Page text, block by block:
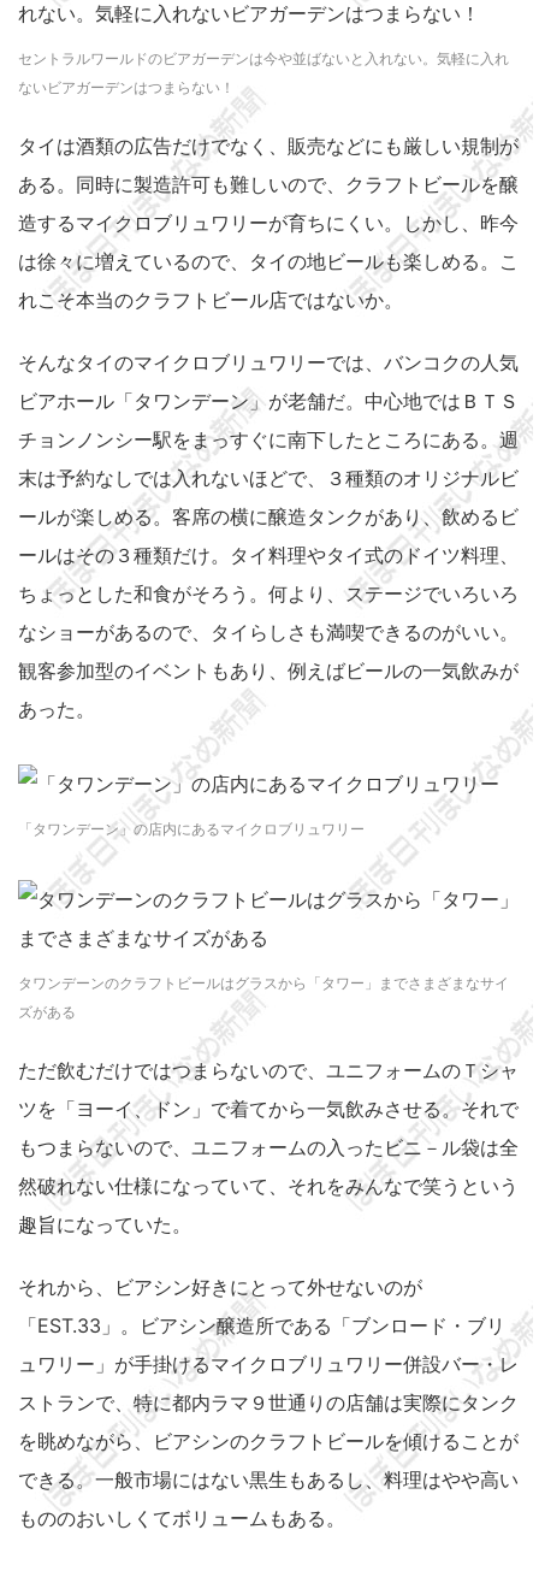
セントラルワールドのビアガーデンは今や並ばないと入れない。気軽に入れ
ないビアガーデンはつまらない！
タイは酒類の広告だけでなく、販売などにも厳しい規制が
ある。同時に製造許可も難しいので、クラフトビールを醸
造するマイクロブリュワリーが育ちにくい。しかし、昨今
は徐々に増えているので、タイの地ビールも楽しめる。こ
れこそ本当のクラフトビール店ではないか。
そんなタイのマイクロブリュワリーでは、バンコクの人気
ビアホール「タワンデーン」が老舗だ。中心地ではＢＴＳ
チョンノンシー駅をまっすぐに南下したところにある。週
末は予約なしでは入れないほどで、３種類のオリジナルビ
ールが楽しめる。客席の横に醸造タンクがあり、飲めるビ
ールはその３種類だけ。タイ料理やタイ式のドイツ料理、
ちょっとした和食がそろう。何より、ステージでいろいろ
なショーがあるので、タイらしさも満喫できるのがいい。
観客参加型のイベントもあり、例えばビールの一気飲みが
あった。
「タワンデーン」の店内にあるマイクロブリュワリー
タワンデーンのクラフトビールはグラスから「タワー」までさまざまなサイ
ズがある
ただ飲むだけではつまらないので、ユニフォームのＴシャ
ツを「ヨーイ、ドン」で着てから一気飲みさせる。それで
もつまらないので、ユニフォームの入ったビニ－ル袋は全
然破れない仕様になっていて、それをみんなで笑うという
趣旨になっていた。
それから、ビアシン好きにとって外せないのが
「EST.33」。ビアシン醸造所である「ブンロード・ブリ
ュワリー」が手掛けるマイクロブリュワリー併設バー・レ
ストランで、特に都内ラマ９世通りの店舗は実際にタンク
を眺めながら、ビアシンのクラフトビールを傾けることが
できる。一般市場にはない黒生もあるし、料理はやや高い
もののおいしくてボリュームもある。